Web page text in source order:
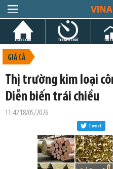
TRANG CHỦ TIN GIỜ CHÓT THỊ
GIÁ CẢ
Thị trường kim loại
Diễn biến trái chiều
11:42 18/05/2026
Tweet